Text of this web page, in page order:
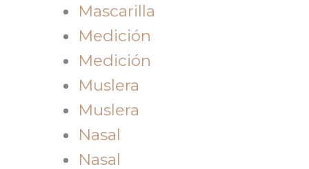
Mascarilla
Medición
Medición
Muslera
Muslera
Nasal
Nasal